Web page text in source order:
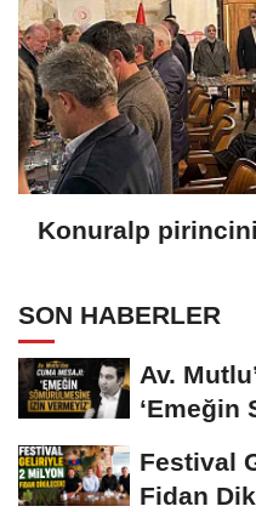
Konuralp
SON HABERLER
Av.
‘Emeğin
Festival
Fidan